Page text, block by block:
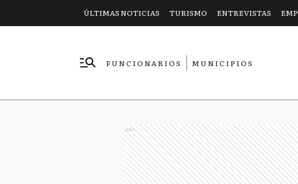
ÚLTIMAS NOTICIAS TURISMO ENTREVISTAS
FUNCIONARIOS
MUNICIPIOS
Ads